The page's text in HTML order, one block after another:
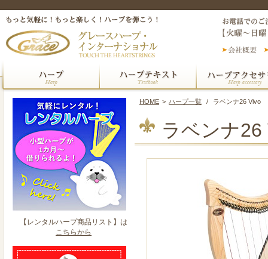
【レンタルハープ商品リスト】は
こちらから
HOME > ハープ一覧 / ラベンナ26 Vivo
ラベンナ26